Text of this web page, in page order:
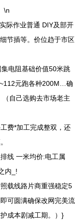
\n
际作业普通 DIY及部开
节插等。价位趋于市区
电阻基础价值50米跳
元跑各种200M…确
自己选购去市场老主
费*加工完成整双，还
线 一米均价:电工属
内_!
载线路片商重强稳定5
可圆满确保改网完美流
成本剧减工期。）}